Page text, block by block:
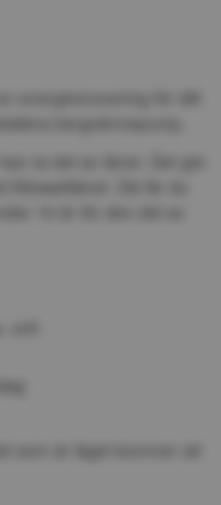
energirenovering för ditt
bergvärmepump.
ta del av lånet. Det gör
Då får du
10 år för den del av
som är lägst kommer att